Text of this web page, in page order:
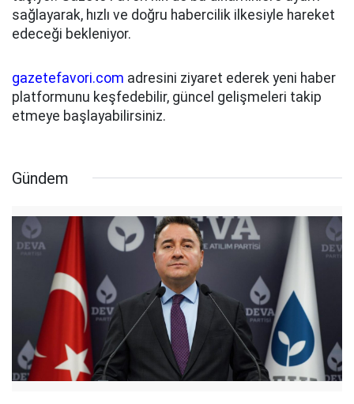
sağlayarak, hızlı ve doğru habercilik ilkesiyle hareket
edeceği bekleniyor.
gazetefavori.com adresini ziyaret ederek yeni haber
platformunu keşfedebilir, güncel gelişmeleri takip
etmeye başlayabilirsiniz.
Gündem